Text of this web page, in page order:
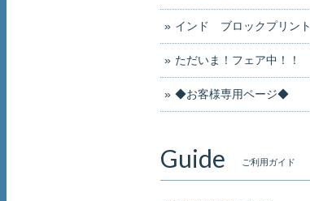
インド ブロックプリント
ただいま！フェア中！！
◆お客様専用ページ◆
Guide ご利用ガイド